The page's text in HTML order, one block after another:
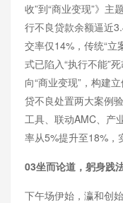
收”到“商业变现”》主
行不良贷款余额逼近
交率仅14%，传统“
式已陷入“执行不能”
向“商业变现”，构建
贷不良处置两大案例
工具、联动AMC、产
率从5%提升至18%，
03坐而论道，躬身践
下午场伊始，瀛和创